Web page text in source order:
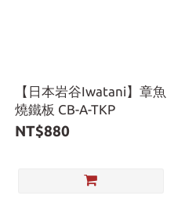
【日本岩谷Iwatani】章魚
燒鐵板 CB-A-TKP
NT$880